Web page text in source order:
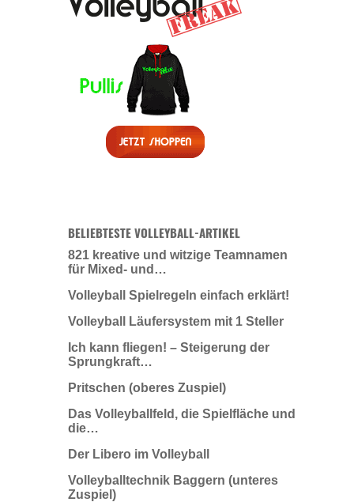
BELIEBTESTE VOLLEYBALL-ARTIKEL
821 kreative und witzige Teamnamen
für Mixed- und…
Volleyball Spielregeln einfach erklärt!
Volleyball Läufersystem mit 1 Steller
Ich kann fliegen! – Steigerung der
Sprungkraft…
Pritschen (oberes Zuspiel)
Das Volleyballfeld, die Spielfläche und
die…
Der Libero im Volleyball
Volleyballtechnik Baggern (unteres
Zuspiel)